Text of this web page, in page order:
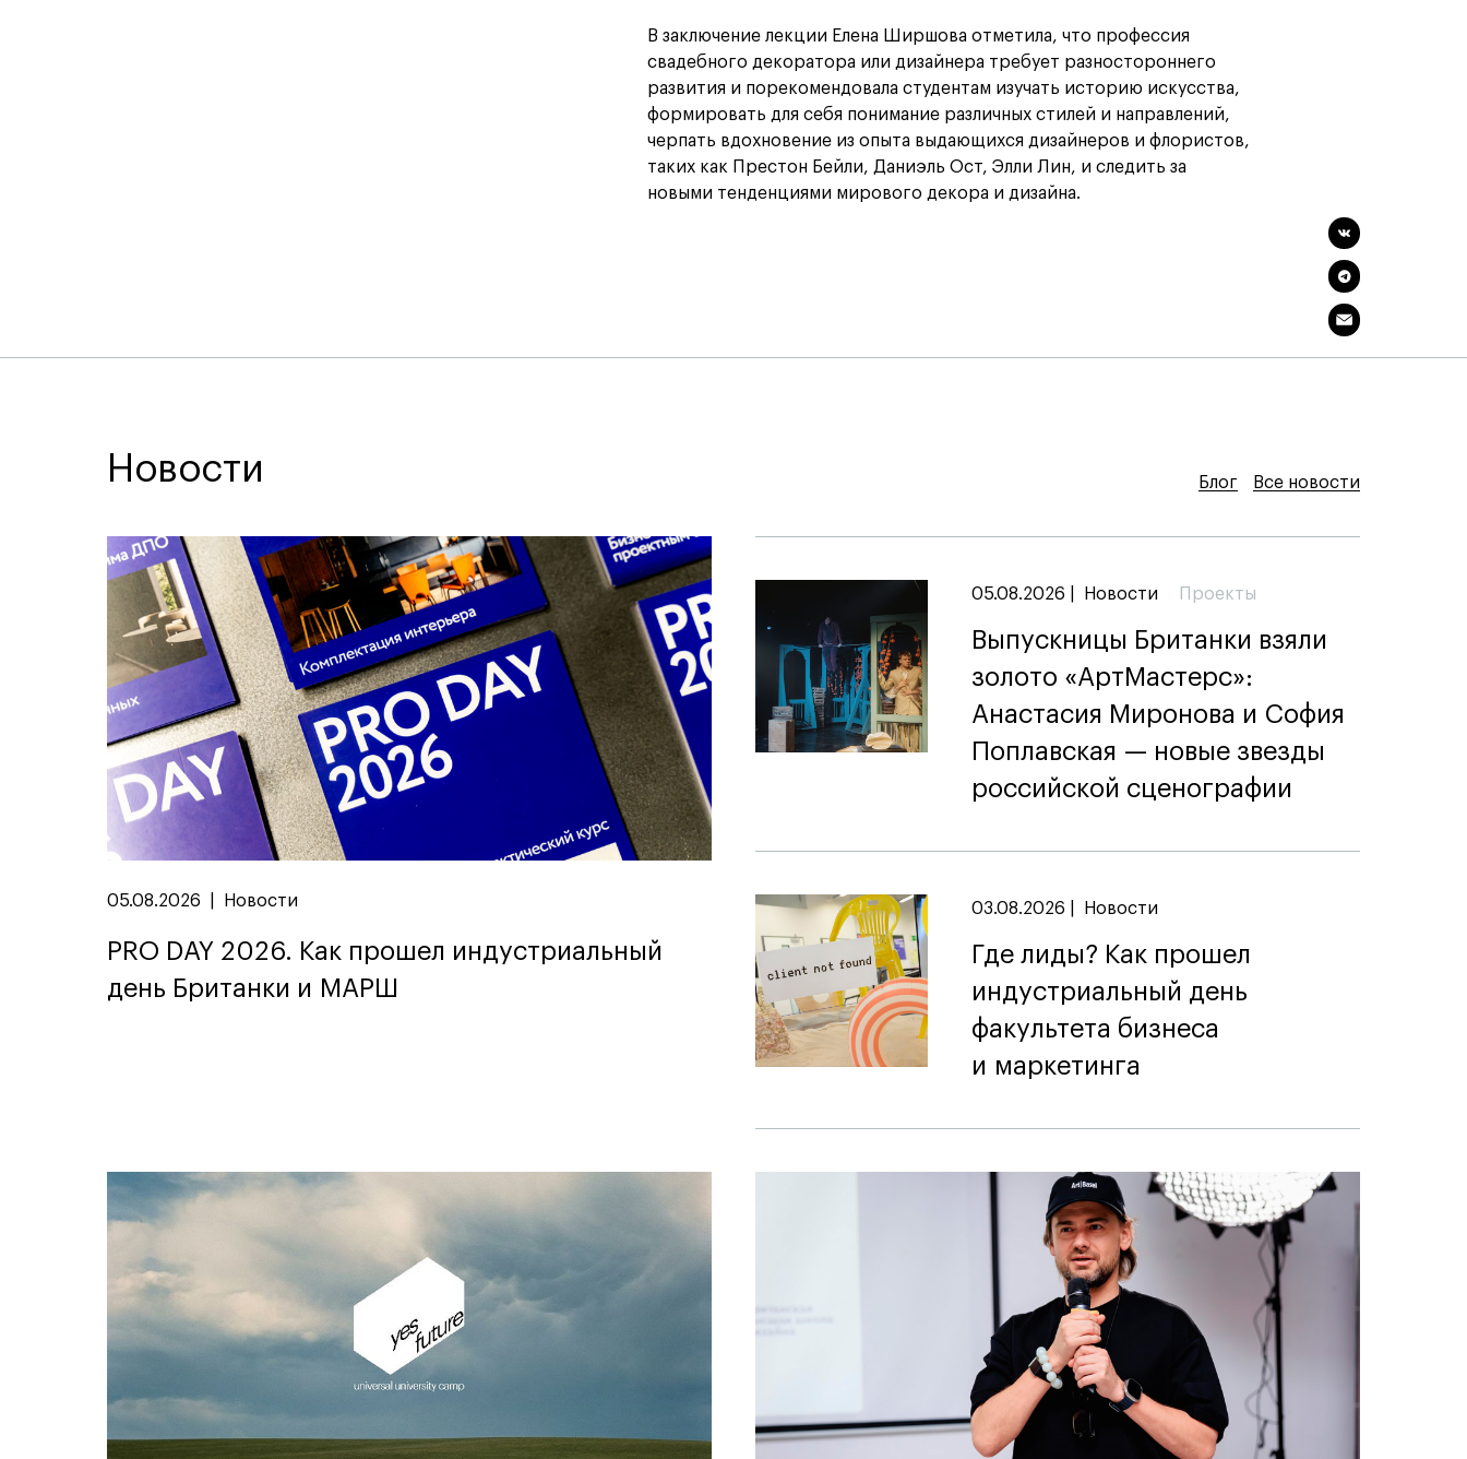
В заключение лекции Елена Ширшова отметила, что профессия
свадебного декоратора или дизайнера требует разностороннего
развития и порекомендовала студентам изучать историю искусства,
формировать для себя понимание различных стилей и направлений,
черпать вдохновение из опыта выдающихся дизайнеров и флористов,
таких как Престон Бейли, Даниэль Ост, Элли Лин, и следить за
новыми тенденциями мирового декора и дизайна.
Новости Блог
Блог
Блог Все новости
Все новости
Все новости
05.08.2026 Новости
PRO DAY 2026. Как прошел индустриальный
день Британки и МАРШ
05.08.2026 Новости Проекты
Выпускницы Британки взяли
золото «АртМастерс»:
Анастасия Миронова и София
Поплавская — новые звезды
российской сценографии
03.08.2026 Новости
Где лиды? Как прошел
индустриальный день
факультета бизнеса
и маркетинга